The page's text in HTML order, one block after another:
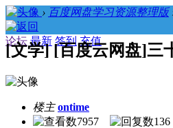
› 百度网盘学习资源整理版
论坛 最新 签到 充值
[文学] [百度云网盘]三
楼主 ontime
7957
136